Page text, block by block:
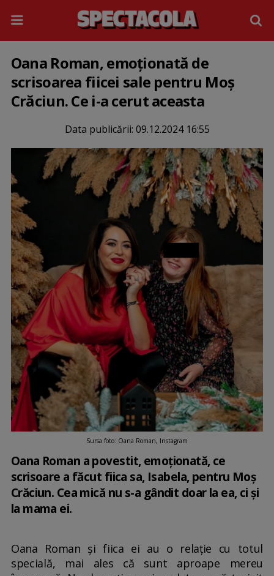
Oana Roman, emoționată de
scrisoarea fiicei sale pentru Moș
Crăciun. Ce i-a cerut aceasta
Data publicării: 09.12.2024 16:55
Sursa foto: Oana Roman, Instagram
Oana Roman a povestit, emoționată, ce
scrisoare a făcut fiica sa, Isabela, pentru Moș
Crăciun. Cea mică nu s-a gândit doar la ea, ci și
la mama ei.
Oana Roman și fiica ei au o relație cu totul
specială, mai ales că sunt aproape mereu